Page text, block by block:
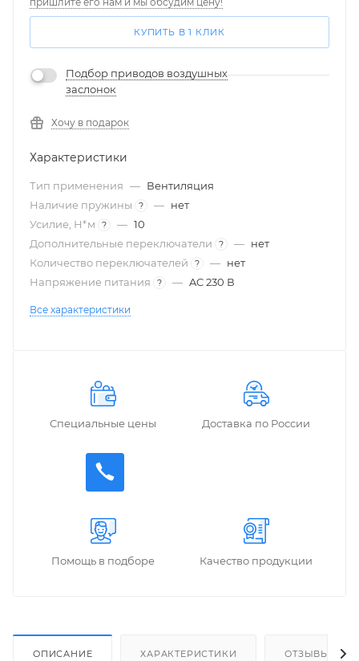
КУПИТЬ В 1 КЛИК
Подбор приводов воздушных
заслонок
Хочу в подарок
Характеристики
Тип применения — Вентиляция
Наличие пружины
? — нет
Усилие, Н*м
? — 10
Дополнительные переключатели
? — нет
Количество переключателей
? — нет
Напряжение питания
? — AC 230 В
Все характеристики
Специальные цены Доставка по России
Помощь в подборе Качество продукции
ОПИСАНИЕ ХАРАКТЕРИСТИКИ ОТЗЫВЫ